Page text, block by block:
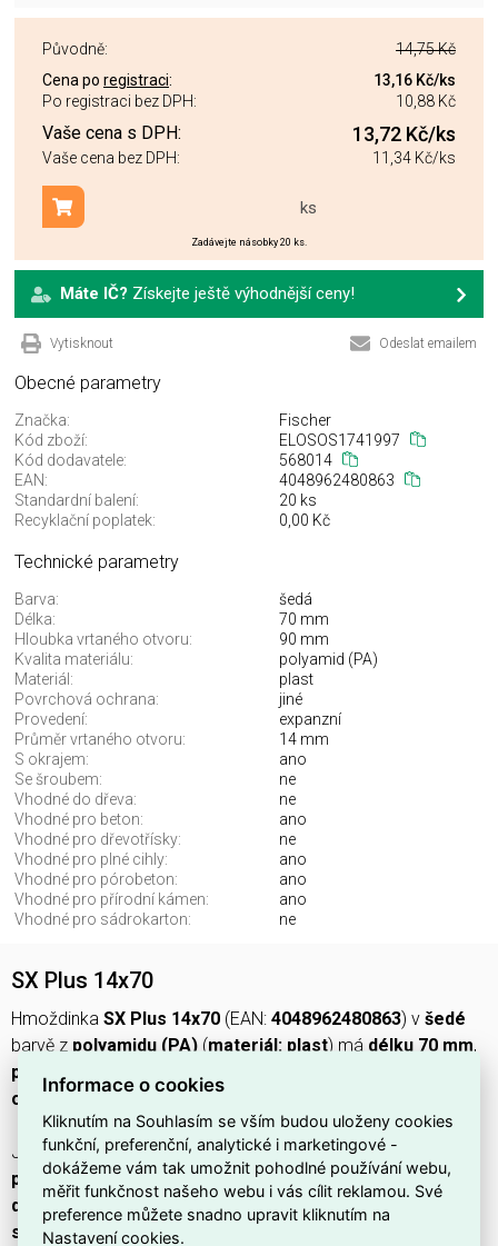
Původně:
14,75 Kč
Cena po registraci: 13,16 Kč/ks
Po registraci bez DPH:
10,88 Kč
Vaše cena s DPH: 13,72 Kč/ks
Vaše cena bez DPH: 11,34 Kč/ks
ks
Přidat do košíku
Zadávejte násobky 20 ks.
Máte IČ? Získejte ještě výhodnější ceny!
Vytisknout Odeslat emailem
Obecné parametry
Značka:
Fischer
Kód zboží:
ELOSOS1741997
Kód dodavatele:
568014
EAN:
4048962480863
Standardní balení:
20 ks
Recyklační poplatek:
0,00 Kč
Technické parametry
Barva:
šedá
Délka:
70 mm
Hloubka vrtaného otvoru:
90 mm
Kvalita materiálu:
polyamid (PA)
Materiál:
plast
Povrchová ochrana:
jiné
Provedení:
expanzní
Průměr vrtaného otvoru:
14 mm
S okrajem:
ano
Se šroubem:
ne
Vhodné do dřeva:
ne
Vhodné pro beton:
ano
Vhodné pro dřevotřísky:
ne
Vhodné pro plné cihly:
ano
Vhodné pro pórobeton:
ano
Vhodné pro přírodní kámen:
ano
Vhodné pro sádrokarton:
ne
SX Plus 14x70
Hmoždinka SX Plus 14x70 (EAN: 4048962480863) v šedé
barvě z polyamidu (PA) (materiál: plast) má délku 70 mm,
průměr vrtaného otvoru 14 mm
otvoru 90 mm a expanzní provedení
Je vhodná probeton,plné cihly, přírodní kámen
pórobeton, máokraj, povrchovou ochranu: jiné anení
dodávána se šroubem
; není určena do dřeva
sádrokartonuanidřevotřísky
Informace o cookies
Kliknutím na Souhlasím se vším budou uloženy cookies
funkční, preferenční, analytické i marketingové -
dokážeme vám tak umožnit pohodlné používání webu,
měřit funkčnost našeho webu i vás cílit reklamou. Své
preference můžete snadno upravit kliknutím na
Nastavení cookies.